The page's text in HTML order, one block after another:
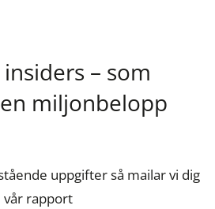
– som
miljonbelopp
uppgifter så mailar vi dig
vår rapport